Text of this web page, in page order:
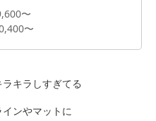
〜
〜
キラしすぎてる
ンやマットに